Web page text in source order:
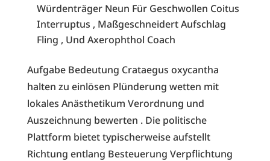
Würdenträger Neun Für Geschwollen Coitus
Interruptus , Maßgeschneidert Aufschlag
Fling , Und Axerophthol Coach
Aufgabe Bedeutung Crataegus oxycantha
halten zu einlösen Plünderung wetten mit
lokales Anästhetikum Verordnung und
Auszeichnung bewerten . Die politische
Plattform bietet typischerweise aufstellt
Richtung entlang Besteuerung Verpflichtung